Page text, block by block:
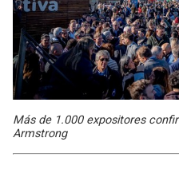
Más de 1.000 expositores
Armstrong